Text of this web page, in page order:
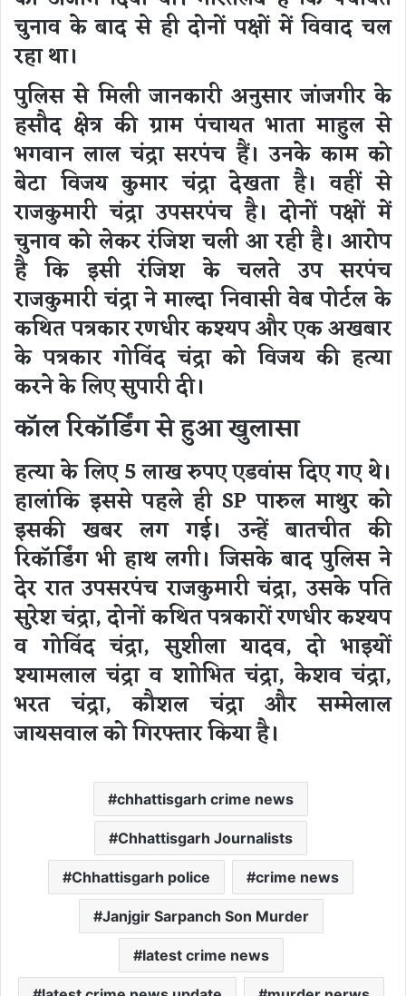
चुनाव के बाद से ही दोनों पक्षों में विवाद चल
रहा था।
पुलिस से मिली जानकारी अनुसार जांजगीर के
हसौद क्षेत्र की ग्राम पंचायत भाता माहुल से
भगवान लाल चंद्रा सरपंच हैं। उनके काम को
बेटा विजय कुमार चंद्रा देखता है। वहीं से
राजकुमारी चंद्रा उपसरपंच है। दोनों पक्षों में
चुनाव को लेकर रंजिश चली आ रही है। आरोप
है कि इसी रंजिश के चलते उप सरपंच
राजकुमारी चंद्रा ने माल्दा निवासी वेब पोर्टल के
कथित पत्रकार रणधीर कश्यप और एक अखबार
के पत्रकार गोविंद चंद्रा को विजय की हत्या
करने के लिए सुपारी दी।
कॉल रिकॉर्डिंग से हुआ खुलासा
हत्या के लिए 5 लाख रुपए एडवांस दिए गए थे।
हालांकि इससे पहले ही SP पारुल माथुर को
इसकी खबर लग गई। उन्हें बातचीत की
रिकॉर्डिंग भी हाथ लगी। जिसके बाद पुलिस ने
देर रात उपसरपंच राजकुमारी चंद्रा, उसके पति
सुरेश चंद्रा, दोनों कथित पत्रकारों रणधीर कश्यप
व गोविंद चंद्रा, सुशीला यादव, दो भाइयों
श्यामलाल चंद्रा व शाोभित चंद्रा, केशव चंद्रा,
भरत चंद्रा, कौशल चंद्रा और सम्मेलाल
जायसवाल को गिरफ्तार किया है।
chhattisgarh crime news
Chhattisgarh Journalists
Chhattisgarh police crime news
Janjgir Sarpanch Son Murder
latest crime news